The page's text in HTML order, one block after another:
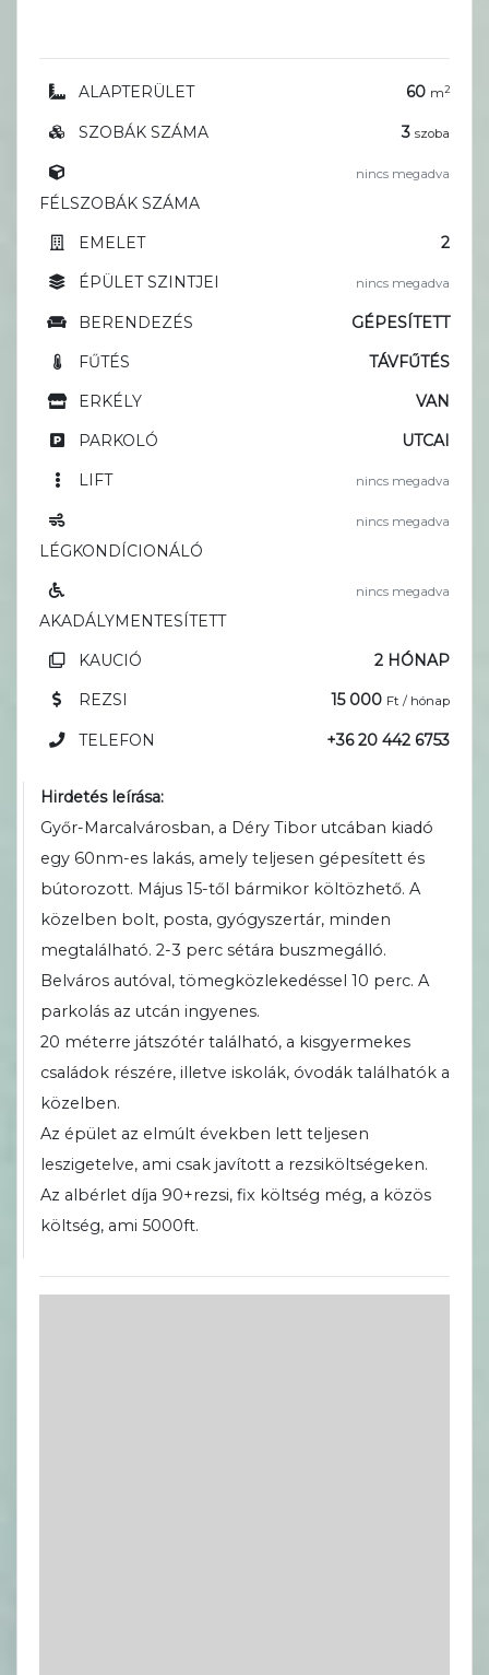
ALAPTERÜLET 60 m2
SZOBÁK SZÁMA 3 szoba
FÉLSZOBÁK SZÁMA
nincs megadva
EMELET
2
ÉPÜLET SZINTJEI
nincs megadva
BERENDEZÉS
GÉPESÍTETT
FŰTÉS
TÁVFŰTÉS
ERKÉLY
VAN
PARKOLÓ
UTCAI
LIFT
nincs megadva
LÉGKONDÍCIONÁLÓ
nincs megadva
AKADÁLYMENTESÍTETT
nincs megadva
KAUCIÓ
2 HÓNAP
REZSI
15 000 Ft / hónap
TELEFON +36 20 442 6753
Hirdetés leírása:
Győr-Marcalvárosban, a Déry Tibor utcában kiadó
egy 60nm-es lakás, amely teljesen gépesített és
bútorozott. Május 15-től bármikor költözhető. A
közelben bolt, posta, gyógyszertár, minden
megtalálható. 2-3 perc sétára buszmegálló.
Belváros autóval, tömegközlekedéssel 10 perc. A
parkolás az utcán ingyenes.
20 méterre játszótér található, a kisgyermekes
családok részére, illetve iskolák, óvodák találhatók a
közelben.
Az épület az elmúlt években lett teljesen
leszigetelve, ami csak javított a rezsiköltségeken.
Az albérlet díja 90+rezsi, fix költség még, a közös
költség, ami 5000ft.